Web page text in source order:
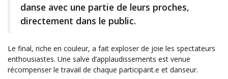
danse avec une partie de leurs proches,
directement dans le public.
Le final, riche en couleur, a fait exploser de joie les spectateurs
enthousiastes. Une salve d’applaudissements est venue
récompenser le travail de chaque participant.e et danseur.